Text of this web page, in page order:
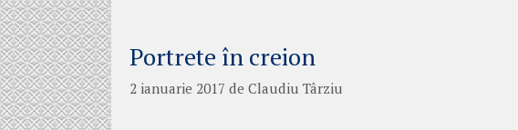
Portrete în creion
2 ianuarie 2017 de Claudiu Târziu